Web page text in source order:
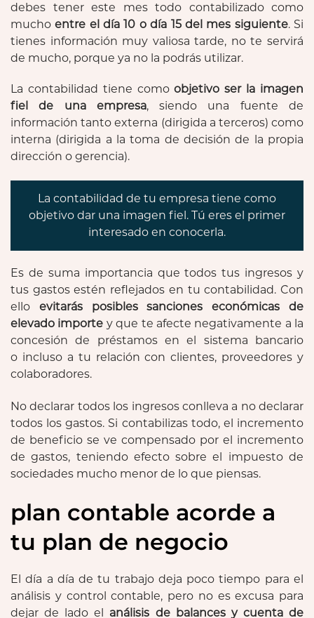
debes tener este mes todo contabilizado como
mucho entre el día 10 o día 15 del mes siguiente. Si
tienes información muy valiosa tarde, no te servirá
de mucho, porque ya no la podrás utilizar.
La contabilidad tiene comoobjetivo ser la imagen
fiel de una empresa, siendo una fuente de
información tanto externa (dirigida a terceros) como
interna (dirigida a la toma de decisión de la propia
dirección o gerencia).
La contabilidad de tu empresa tiene como
objetivo dar una imagen fiel. Tú eres el primer
interesado en conocerla.
Es de suma importancia que todos tus ingresos y
tus gastos estén reflejados en tu contabilidad. Con
ello evitarás posibles sanciones económicas de
elevado importe y que te afecte negativamente a la
concesión de préstamos en el sistema bancario
o incluso a tu relación con clientes, proveedores y
colaboradores.
No declarar todos los ingresos conlleva a no declarar
todos los gastos. Si contabilizas todo, el incremento
de beneficio se ve compensado por el incremento
de gastos, teniendo efecto sobre el impuesto de
sociedades mucho menor de lo que piensas.
plan contable acorde a
tu plan de negocio
El día a día de tu trabajo deja poco tiempo para el
análisis y control contable, pero no es excusa para
dejar de lado el análisis de balances y cuenta de